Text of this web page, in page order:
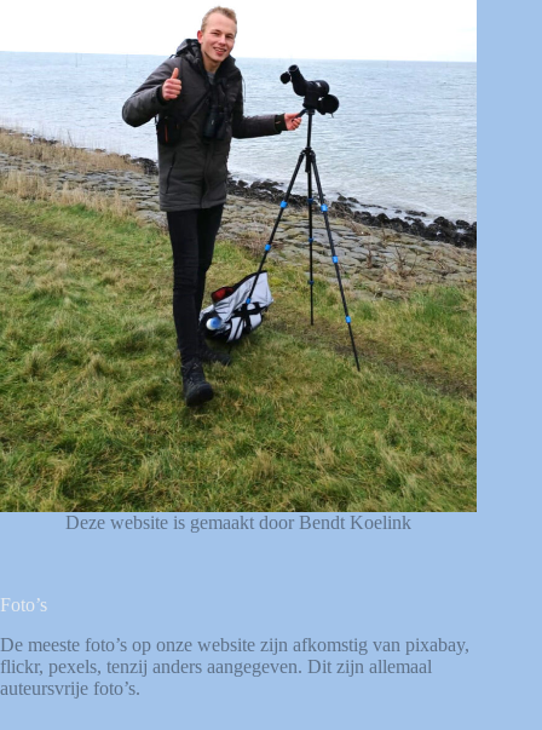
Deze website is gemaakt door Bendt Koelink
Foto’s
De meeste foto’s op onze website zijn afkomstig van pixabay,
flickr, pexels, tenzij anders aangegeven. Dit zijn allemaal
auteursvrije foto’s.